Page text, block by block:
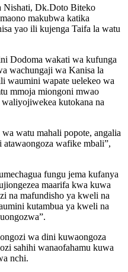
Dk.Doto Biteko
makubwa katika
yao ili kujenga Taifa la watu
Dodoma wakati wa kufunga
wachungaji wa Kanisa la
waumini wapate uelekeo wa
mmoja miongoni mwao
kutokana na
watu mahali popote, angalia
wafike mbali”,
fungu jema kufanya
maarifa kwa kuwa
na mafundisho ya kweli na
kutambua ya kweli na
wa dini kuwaongoza
sahihi wanaofahamu kuwa
nchi.